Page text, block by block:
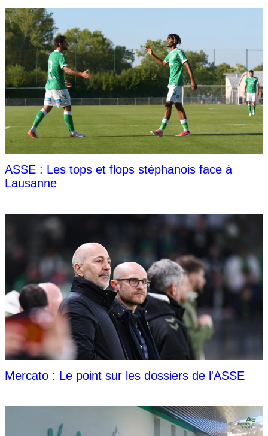
ASSE : Les tops et flops stéphanois face à
Lausanne
Mercato : Le point sur les dossiers de l'ASSE